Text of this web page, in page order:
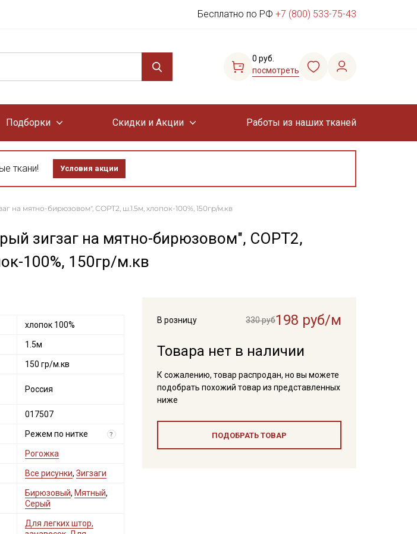
Бесплатно по РФ +7 (800) 533-75-43
0 руб.
посмотреть
Подборки Скидки и Акции Работы из наших тканей
ткани! Условия акции
на мятно-бирюзовом", СОРТ2, ш.1.5м, хлопок-100%, 150гр/м.кв
зигзаг на мятно-бирюзовом", СОРТ2,
100%, 150гр/м.кв
В розницу 330 руб198 руб/м
Товара нет в наличии
К сожалению, товар распродан, но вы можете
подобрать похожий товар из представленных
ниже
ПОДОБРАТЬ ТОВАР
хлопок 100%
1.5м
150 гр/м.кв
Россия
017507
Режем по нитке ?
Рогожка
Все рисунки, Зигзаги
Бирюзовый, Мятный,
Серый
Для легких штор,